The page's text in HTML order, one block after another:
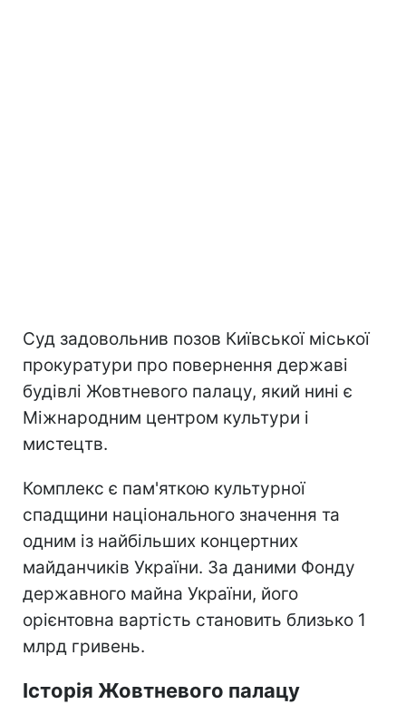
Суд задовольнив позов Київської міської
прокуратури про повернення державі
будівлі Жовтневого палацу, який нині є
Міжнародним центром культури і
мистецтв.
Комплекс є пам'яткою культурної
спадщини національного значення та
одним із найбільших концертних
майданчиків України. За даними Фонду
державного майна України, його
орієнтовна вартість становить близько 1
млрд гривень.
Історія Жовтневого палацу